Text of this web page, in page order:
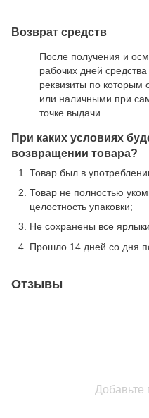
Возврат средств
После получения и
рабочих дней
реквизиты по которым
или наличными при
точке выдачи
При каких условиях
возвращении товара?
Товар был в
Товар не полностью
целостность упаковки;
Не сохранены все
Прошло 14 дней со дня
Отзывы
Добавьте